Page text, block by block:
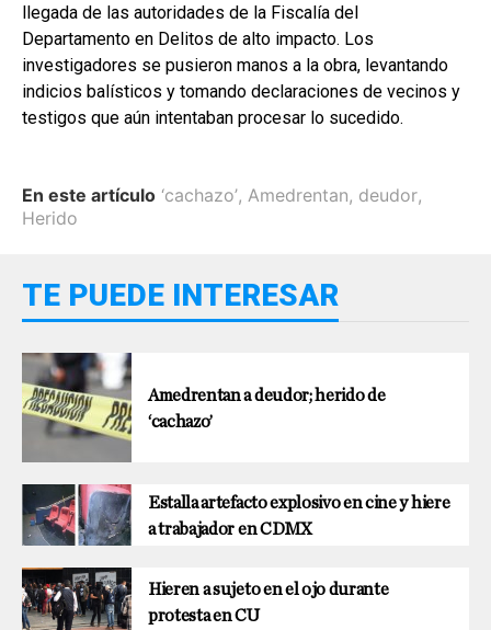
llegada de las autoridades de la Fiscalía del
Departamento en Delitos de alto impacto. Los
investigadores se pusieron manos a la obra, levantando
indicios balísticos y tomando declaraciones de vecinos y
testigos que aún intentaban procesar lo sucedido.
En este artículo ‘cachazo’, Amedrentan, deudor,
Herido
TE PUEDE INTERESAR
Amedrentan a deudor; herido de
‘cachazo’
Estalla artefacto explosivo en cine y hiere
a trabajador en CDMX
Hieren a sujeto en el ojo durante
protesta en CU